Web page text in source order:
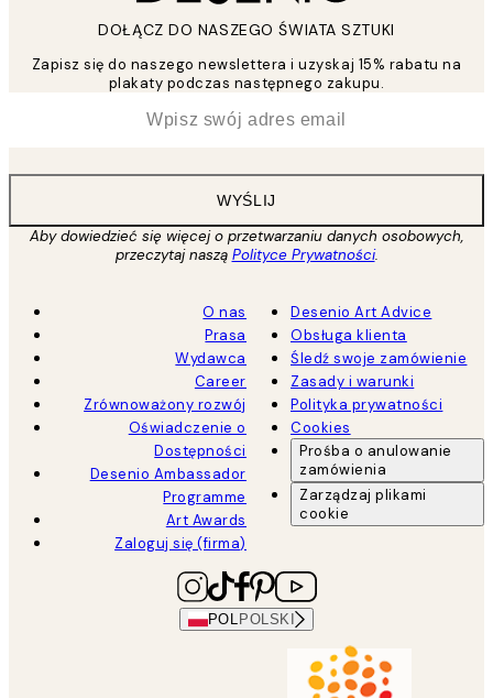
DOŁĄCZ DO NASZEGO ŚWIATA SZTUKI
Zapisz się do naszego newslettera i uzyskaj 15% rabatu na
plakaty podczas następnego zakupu.
WYŚLIJ
Aby dowiedzieć się więcej o przetwarzaniu danych osobowych,
przeczytaj naszą Polityce Prywatności.
O nas
Prasa
Wydawca
Career
Zrównoważony rozwój
Oświadczenie o
Dostępności
Desenio Ambassador
Programme
Art Awards
Zaloguj się (firma)
Desenio Art Advice
Obsługa klienta
Śledź swoje zamówienie
Zasady i warunki
Polityka prywatności
Cookies
Prośba o anulowanie
zamówienia
Zarządzaj plikami
cookie
POL POLSKI